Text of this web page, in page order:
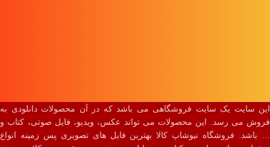
این سایت یک سایت فروشگاهی می باشد که در آن محصولات دانلودی به
فروش می رسد. این محصولات می تواند عکس، ویدیو، فایل صوتی، کتاب و
… باشد. فروشگاه نیوشاپ کالا بهترین فایل های تصویری پس زمینه انواع